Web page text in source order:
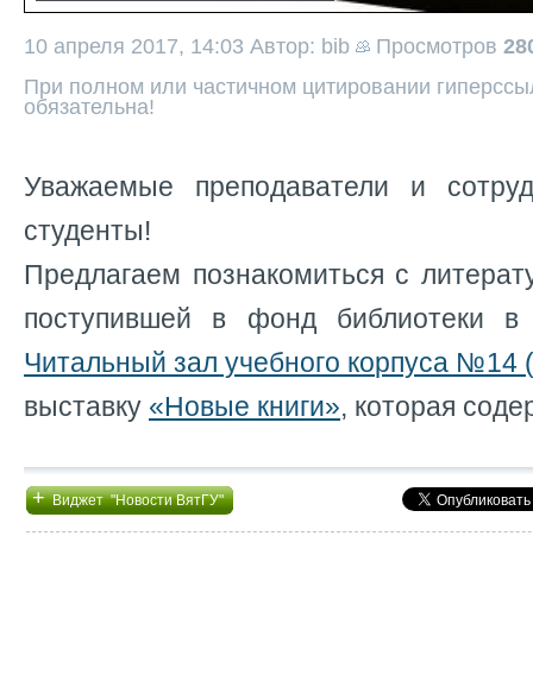
10 апреля 2017, 14:03 Автор: bib Просмотров
При полном или частичном цитировании
обязательна!
Уважаемые преподаватели и
студенты!
Предлагаем познакомиться с
поступившей в фонд библиотеки
Читальный зал учебного корпуса №14
выставку «Новые книги», которая
+Виджет "Новости ВятГУ"